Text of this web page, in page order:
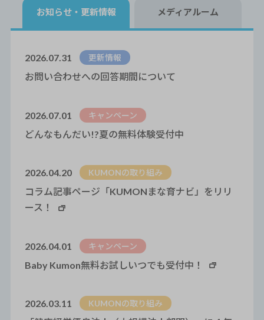
お知らせ・ 更新情報 メディアルーム
2026.07.31 更新情報
お問い合わせへの回答期間について
2026.07.01 キャンペーン
どんなもんだい!?夏の無料体験受付中
2026.04.20 KUMONの取り組み
コラム記事ページ「KUMONまな育ナビ」をリリ
ース！
2026.04.01 キャンペーン
Baby Kumon無料お試しいつでも受付中！
2026.03.11 KUMONの取り組み